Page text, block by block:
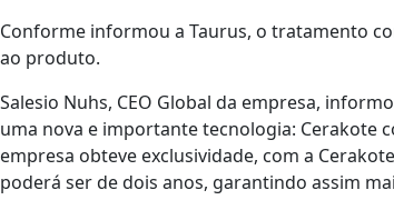
Conforme informou a Taurus, o tratamento
ao produto.
Salesio Nuhs, CEO Global da empresa,
uma nova e importante tecnologia: Cerakote
empresa obteve exclusividade, com a
poderá ser de dois anos, garantindo assim